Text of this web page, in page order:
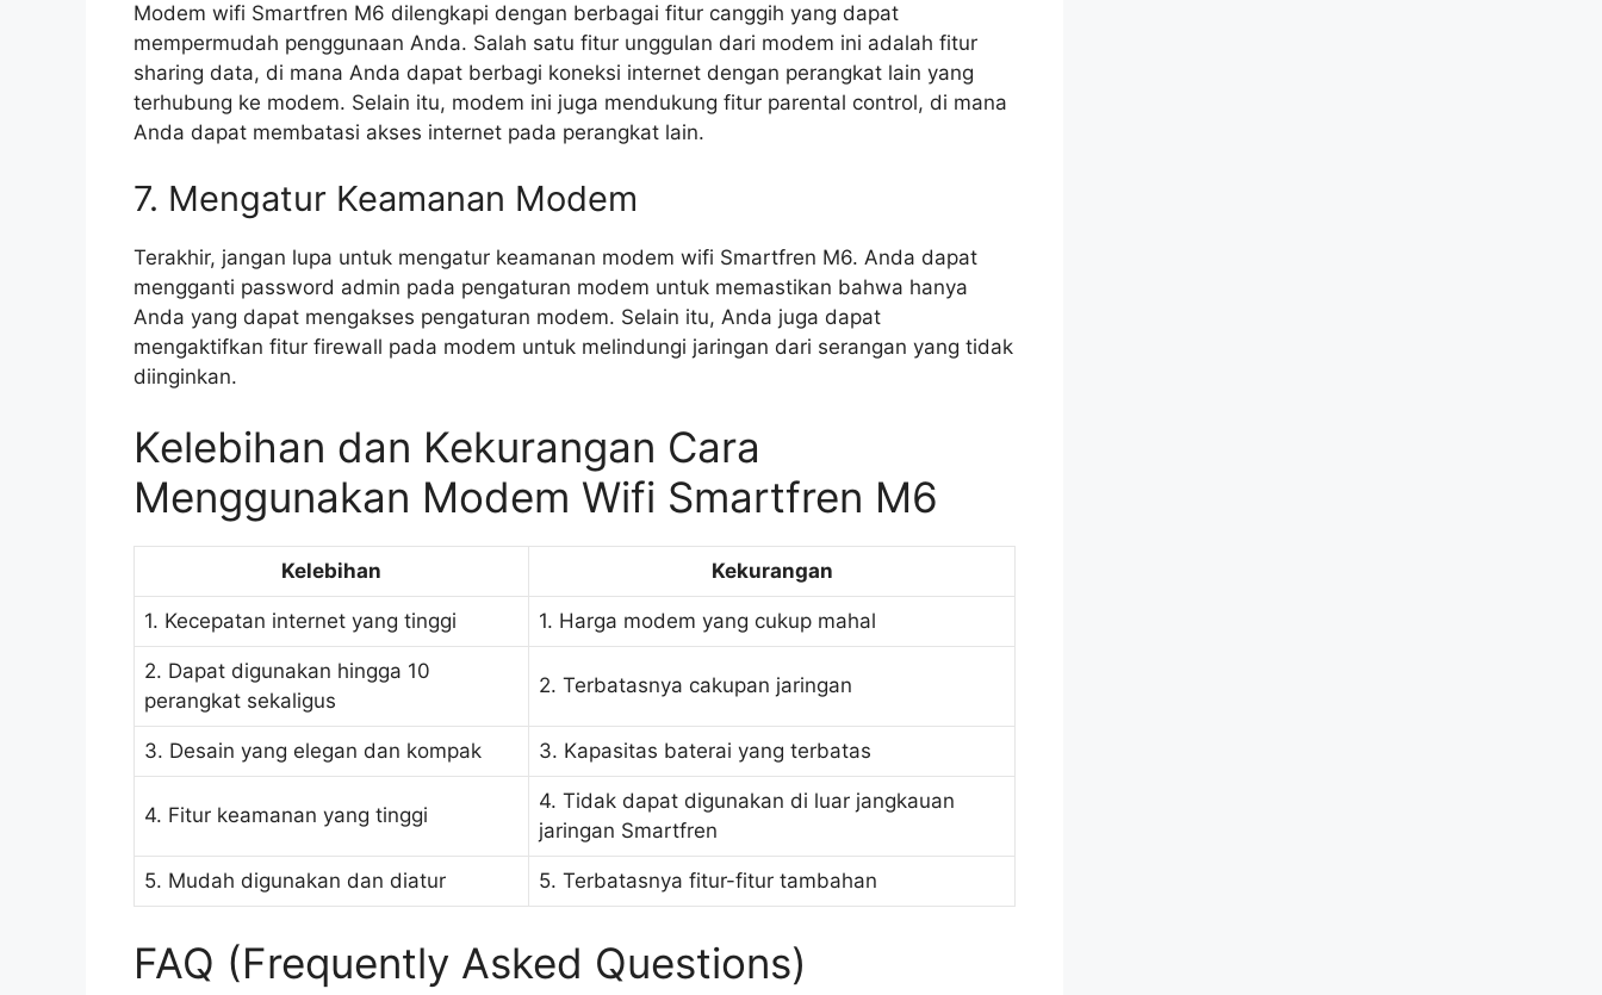
Modem wifi Smartfren M6 dilengkapi dengan berbagai fitur canggih yang dapat
mempermudah penggunaan Anda. Salah satu fitur unggulan dari modem ini adalah fitur
sharing data, di mana Anda dapat berbagi koneksi internet dengan perangkat lain yang
terhubung ke modem. Selain itu, modem ini juga mendukung fitur parental control, di mana
Anda dapat membatasi akses internet pada perangkat lain.
7. Mengatur Keamanan Modem
Terakhir, jangan lupa untuk mengatur keamanan modem wifi Smartfren M6. Anda dapat
mengganti password admin pada pengaturan modem untuk memastikan bahwa hanya
Anda yang dapat mengakses pengaturan modem. Selain itu, Anda juga dapat
mengaktifkan fitur firewall pada modem untuk melindungi jaringan dari serangan yang tidak
diinginkan.
Kelebihan dan Kekurangan Cara
Menggunakan Modem Wifi Smartfren M6
Kelebihan Kekurangan
1. Kecepatan internet yang tinggi 1. Harga modem yang cukup mahal
2. Dapat digunakan hingga 10
perangkat sekaligus
2. Terbatasnya cakupan jaringan
3. Desain yang elegan dan kompak 3. Kapasitas baterai yang terbatas
4. Fitur keamanan yang tinggi
4. Tidak dapat digunakan di luar jangkauan
jaringan Smartfren
5. Mudah digunakan dan diatur 5. Terbatasnya fitur-fitur tambahan
FAQ (Frequently Asked Questions)